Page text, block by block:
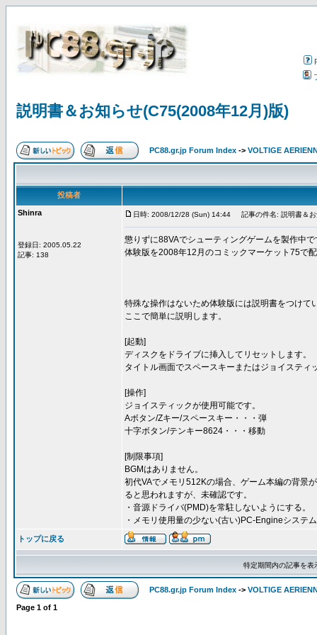
説明書＆お知らせ(C75(2008年12月)版)
PC88.gr.jp Forum Index -> VOLTIGE
投稿者
Shinra
登録日: 2005.05.22
記事: 138
日時: 2008/12/28 (Sun) 14:44 記事の件名: 説明書＆
懲りずに88VAでシューティングゲームを製作中で
体験版を2008年12月のコミックマーケット75で
特殊な操作はないため体験版には説明書をつけて
ここで簡単に説明します。
[起動]
ディスクをドライブに挿入してリセットします。
タイトル画面でスペースキーまたはジョイスティ
[操作]
ジョイスティックが使用可能です。
Aボタン/Zキー/スペースキー・・・弾
十字ボタン/テンキー8624・・・移動
[制限事項]
BGMはありません。
初代VAでメモリ512Kの場合、ゲーム本編の背景
ると思われますが、未確認です。
・音源ドライバ(PMD)を常駐しないようにする。
・メモリ使用量の少ない(古い)PC-Engineシステ
トップに戻る
特定期間内の記事を
PC88.gr.jp Forum Index -> VOLTIGE
Page 1 of 1